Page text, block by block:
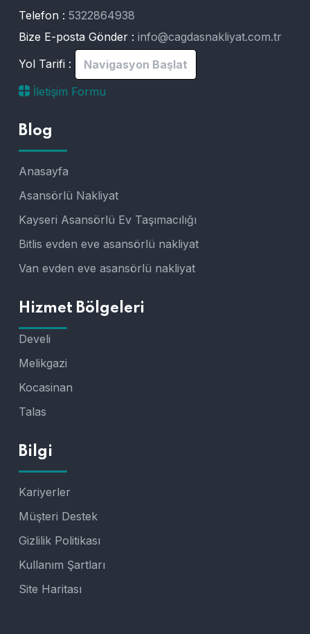
Telefon : 5322864938
Bize E-posta Gönder : info@cagdasnakliyat.com.tr
Yol Tarifi :
Navigasyon Başlat
İletişim Formu
Blog
Anasayfa
Asansörlü Nakliyat
Kayseri Asansörlü Ev Taşımacılığı
Bitlis evden eve asansörlü nakliyat
Van evden eve asansörlü nakliyat
Hizmet Bölgeleri
Develi
Melikgazi
Kocasinan
Talas
Bilgi
Kariyerler
Müşteri Destek
Gizlilik Politikası
Kullanım Şartları
Site Haritası